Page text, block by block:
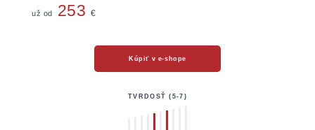
už od 253 €
Kúpiť v e-shope
TVRDOSŤ (5-7)